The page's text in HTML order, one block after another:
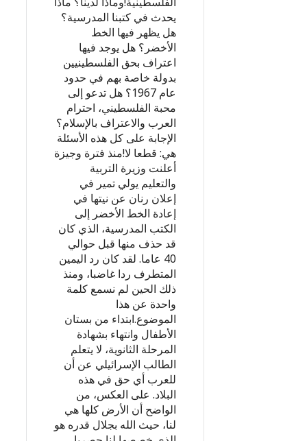
يحدث في كتبنا المدرسية؟
هل يظهر فيها الخط
الأخضر؟ هل يوجد فيها
اعتراف بحق الفلسطينيين
بدولة خاصة بهم في حدود
عام 1967؟ هل تدعو إلى
محبة الفلسطيني، احترام
العرب والاعتراف بالإسلام؟
الإجابة على كل هذه الأسئلة
هي: قطعا لا!منذ فترة وجيزة
أعلنت وزيرة التربية
والتعليم يولي تمير في
إعلان رنان عن نيتها في
إعادة الخط الأخضر إلى
الكتب المدرسية، الذي كان
قد حذف منها قبل حوالي
40 عاما. لقد كان رد اليمين
المتطرف ردا غاضبا، ومنذ
ذلك الحين لم نسمع كلمة
واحدة عن هذا
الموضوع.ابتداء من بستان
الأطفال وانتهاء بشهادة
المرحلة الثانوية، لا يتعلم
الطالب الإسرائيلي عن أن
للعرب أي حق في هذه
البلاد. على العكس، من
الواضح أن الأرض كلها هي
لنا، حيث الله بجلال قدره هو